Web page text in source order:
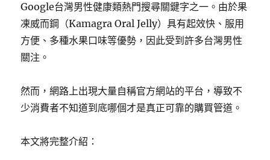
Google台灣男性健康類熱門搜尋關鍵字之一。由於果
凍威而鋼（Kamagra Oral Jelly）具有起效快、服用
方便、多種水果口味等優勢，因此受到許多台灣男性
關注。
然而，網路上出現大量自稱官方網站的平台，導致不
少消費者不知道到底哪個才是真正可靠的購買管道。
本文將完整介紹：